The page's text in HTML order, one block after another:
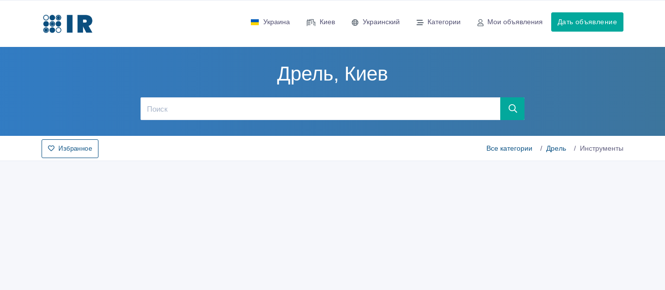
Украина Киев Украинский Категории Мои объявления Дать объявление
Дрель, Киев
Избранное Все категории Дрель Инструменты